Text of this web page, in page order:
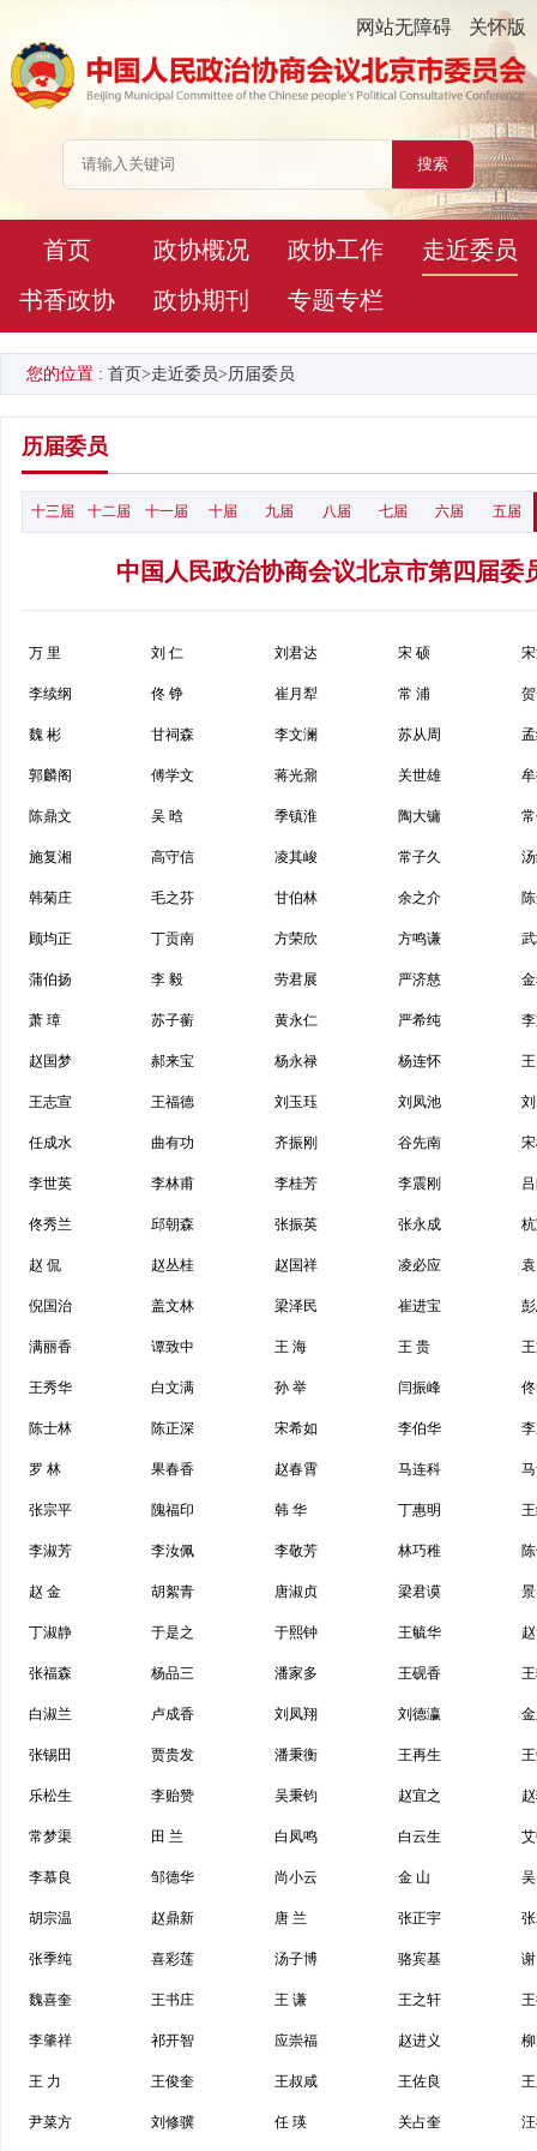
网站无障碍 关怀版
首页 政协概况 政协工作
走近委员
书香政协
政协期刊 专题专栏
您的位置 : 首页>走近委员>历届委员
历届委员
十三届 十二届 十一届 十届 九届 八届 七届 六届 五届
中国人民政治协商会议北京市第四届委
万 里 刘 仁 刘君达 宋 硕
李续纲 佟 铮 崔月犁 常 浦
魏 彬 甘祠森 李文澜 苏从周
郭麟阁 傅学文 蒋光鼐 关世雄
陈鼎文 吴 晗 季镇淮 陶大镛
施复湘 高守信 凌其峻 常子久
韩菊庄 毛之芬 甘伯林 余之介
顾均正 丁贡南 方荣欣 方鸣谦
蒲伯扬 李 毅 劳君展 严济慈
萧 璋 苏子蘅 黄永仁 严希纯
赵国梦 郝来宝 杨永禄 杨连怀
王志宣 王福德 刘玉珏 刘凤池
任成水 曲有功 齐振刚 谷先南
李世英 李林甫 李桂芳 李震刚
佟秀兰 邱朝森 张振英 张永成
赵 侃 赵丛桂 赵国祥 凌必应
倪国治 盖文林 梁泽民 崔进宝
满丽香 谭致中 王 海 王 贵
王秀华 白文满 孙 举 闫振峰
陈士林 陈正深 宋希如 李伯华
罗 林 果春香 赵春霄 马连科
张宗平 隗福印 韩 华 丁惠明
李淑芳 李汝佩 李敬芳 林巧稚
赵 金 胡絮青 唐淑贞 梁君谟
丁淑静 于是之 于熙钟 王毓华
张福森 杨品三 潘家多 王砚香
白淑兰 卢成香 刘凤翔 刘德瀛
张锡田 贾贵发 潘秉衡 王再生
乐松生 李贻赞 吴秉钧 赵宜之
常梦渠 田 兰 白凤鸣 白云生
李慕良 邹德华 尚小云 金 山
胡宗温 赵鼎新 唐 兰 张正宇
张季纯 喜彩莲 汤子博 骆宾基
魏喜奎 王书庄 王 谦 王之轩
李肇祥 祁开智 应崇福 赵进义
王 力 王俊奎 王叔咸 王佐良
尹菜方 刘修骥 任 瑛 关占奎